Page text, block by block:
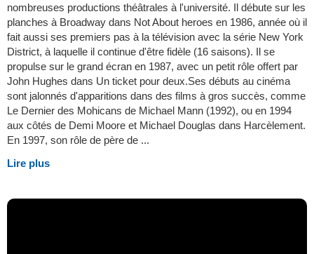
nombreuses productions théâtrales à l'université. Il débute sur les
planches à Broadway dans Not About heroes en 1986, année où il
fait aussi ses premiers pas à la télévision avec la série New York
District, à laquelle il continue d'être fidèle (16 saisons). Il se
propulse sur le grand écran en 1987, avec un petit rôle offert par
John Hughes dans Un ticket pour deux.Ses débuts au cinéma
sont jalonnés d'apparitions dans des films à gros succès, comme
Le Dernier des Mohicans de Michael Mann (1992), ou en 1994
aux côtés de Demi Moore et Michael Douglas dans Harcèlement.
En 1997, son rôle de père de ...
Lire plus